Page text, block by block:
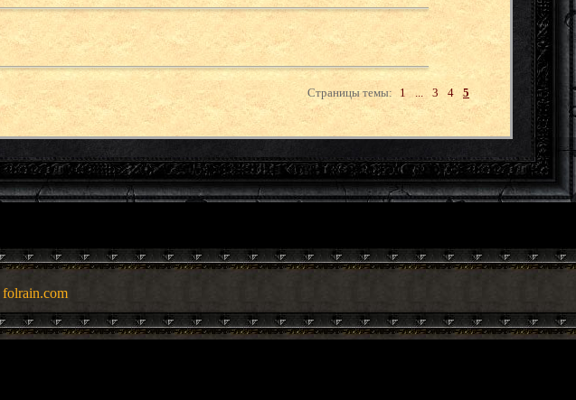
Страницы темы: 1 ... 3 4 5
folrain.com